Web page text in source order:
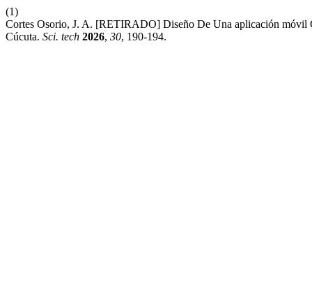
(1)
Cortes Osorio, J. A. [RETIRADO] Diseño De Una aplicación
Cúcuta. Sci. tech 2026, 30, 190-194.